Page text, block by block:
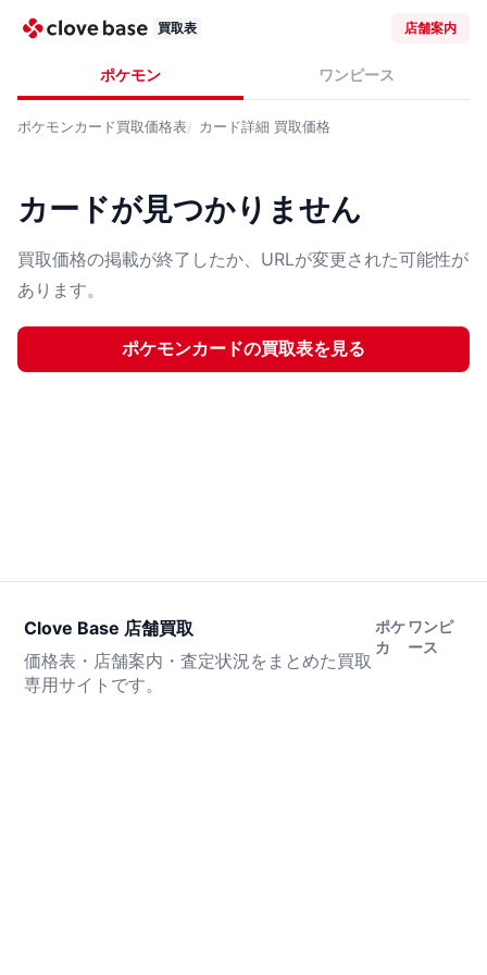
買取表 店舗案内
ポケモン ワンピース
ポケモンカード買取価格表 カード詳細 買取価格
カードが見つかりません
買取価格の掲載が終了したか、URLが変更された可能性が
あります。
ポケモンカードの買取表を見る
Clove Base 店舗買取
価格表・店舗案内・査定状況をまとめた買取
専用サイトです。
ポケ
カ
ワンピ
ース